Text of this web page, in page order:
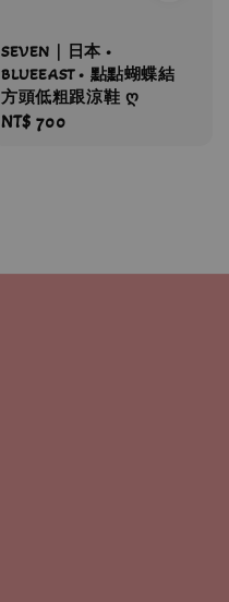
SEVEN｜日本 •
BLUEEAST • 點點蝴蝶結
方頭低粗跟涼鞋 ღ
Regular
NT$ 700